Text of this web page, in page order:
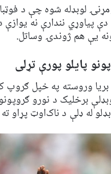
لوبډله شوه چې د
دې پیاوړي نندارې نه
یې هم ژوندۍ وساتل.
پایلو پورې تړلی
وروسته په خپل ګروپ
برخلیک د نورو
له ډلې د ناک‌اوټ پړاو